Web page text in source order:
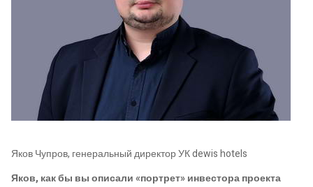
Яков Чупров, генеральный директор УК dewis hotels
Яков, как бы вы описали «портрет» инвестора проекта